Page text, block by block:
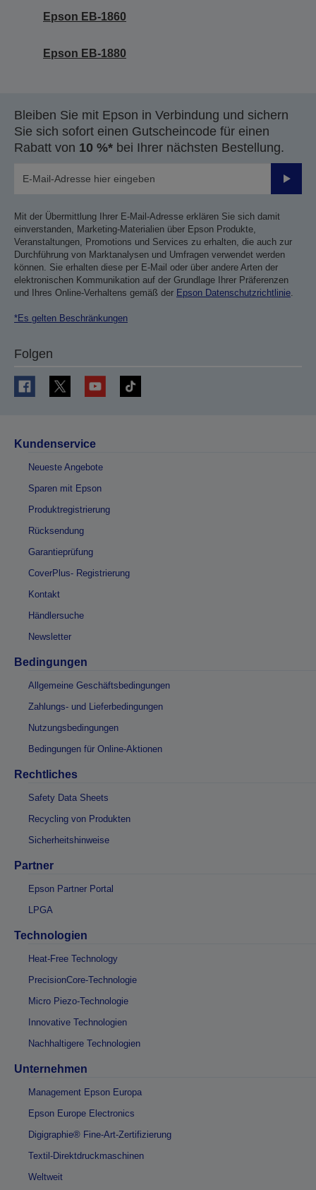
Epson EB-1860
Epson EB-1880
Bleiben Sie mit Epson in Verbindung und sichern
Sie sich sofort einen Gutscheincode für einen
Rabatt von 10 %* bei Ihrer nächsten Bestellung.
Mit der Übermittlung Ihrer E-Mail-Adresse erklären Sie sich damit
einverstanden, Marketing-Materialien über Epson Produkte,
Veranstaltungen, Promotions und Services zu erhalten, die auch zur
Durchführung von Marktanalysen und Umfragen verwendet werden
können. Sie erhalten diese per E-Mail oder über andere Arten der
elektronischen Kommunikation auf der Grundlage Ihrer Präferenzen
und Ihres Online-Verhaltens gemäß der Epson Datenschutzrichtlinie.
*Es gelten Beschränkungen
Folgen
Kundenservice
Neueste Angebote
Sparen mit Epson
Produktregistrierung
Rücksendung
Garantieprüfung
CoverPlus- Registrierung
Kontakt
Händlersuche
Newsletter
Bedingungen
Allgemeine Geschäftsbedingungen
Zahlungs- und Lieferbedingungen
Nutzungsbedingungen
Bedingungen für Online-Aktionen
Rechtliches
Safety Data Sheets
Recycling von Produkten
Sicherheitshinweise
Partner
Epson Partner Portal
LPGA
Technologien
Heat-Free Technology
PrecisionCore-Technologie
Micro Piezo-Technologie
Innovative Technologien
Nachhaltigere Technologien
Unternehmen
Management Epson Europa
Epson Europe Electronics
Digigraphie® Fine-Art-Zertifizierung
Textil-Direktdruckmaschinen
Weltweit